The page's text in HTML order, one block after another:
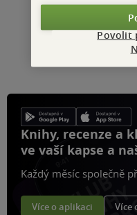
Knihy, recenze a
ve vaší kapse a
Každý měsíc společně
Více o aplikaci Více
Povolit